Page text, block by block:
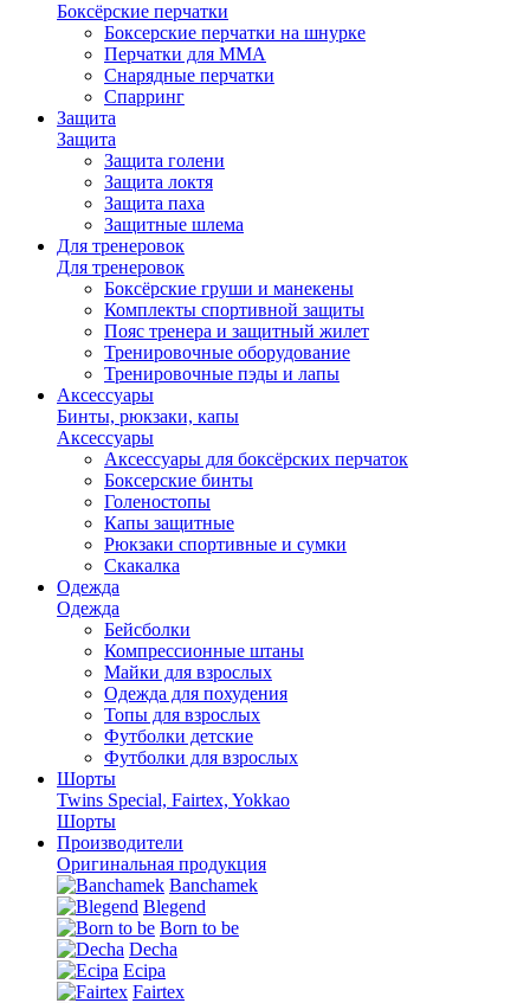
Боксёрские перчатки
Боксерские перчатки на шнурке
Перчатки для ММА
Снарядные перчатки
Спарринг
Защита
Защита
Защита голени
Защита локтя
Защита паха
Защитные шлема
Для тренеровок
Для тренеровок
Боксёрские груши и манекены
Комплекты спортивной защиты
Пояс тренера и защитный жилет
Тренировочные оборудование
Тренировочные пэды и лапы
Аксессуары
Бинты, рюкзаки, капы
Аксессуары
Аксессуары для боксёрских перчаток
Боксерские бинты
Голеностопы
Капы защитные
Рюкзаки спортивные и сумки
Скакалка
Одежда
Одежда
Бейсболки
Компрессионные штаны
Майки для взрослых
Одежда для похудения
Топы для взрослых
Футболки детские
Футболки для взрослых
Шорты
Twins Special, Fairtex, Yokkao
Шорты
Производители
Оригинальная продукция
Banchamek
Blegend
Born to be
Decha
Ecipa
Fairtex